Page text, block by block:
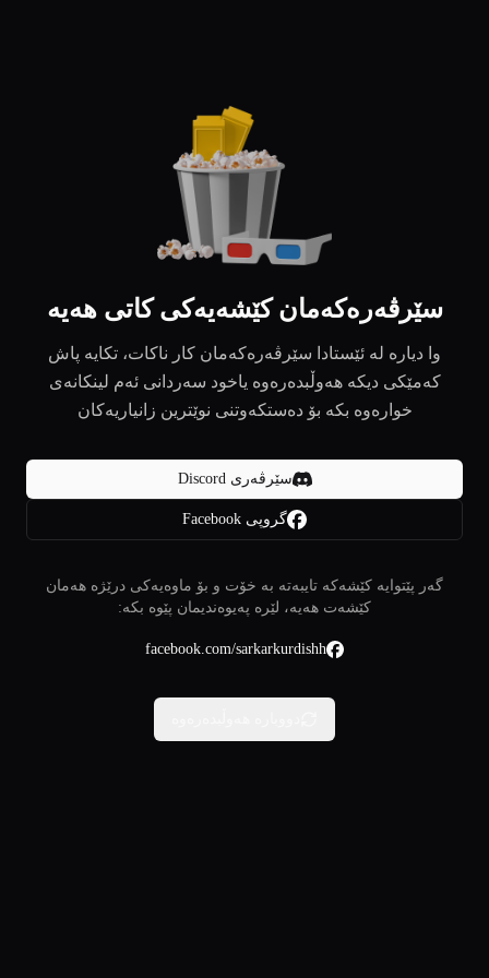
سێرڤەرەکەمان کێشەیەکی کاتی هەیە
وا دیارە لە ئێستادا سێرڤەرەکەمان کار ناکات، تکایە پاش
کەمێکی دیکە هەوڵبدەرەوە یاخود سەردانی ئەم لینکانەی
خوارەوە بکە بۆ دەستکەوتنی نوێترین زانیاریەکان
سێرڤەری Discord
گروپی Facebook
گەر پێتوایە کێشەکە تایبەتە بە خۆت و بۆ ماوەیەکی درێژە هەمان
کێشەت هەیە، لێرە پەیوەندیمان پێوە بکە:
facebook.com/sarkarkurdishh